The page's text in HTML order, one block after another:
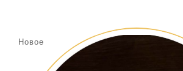
Новое